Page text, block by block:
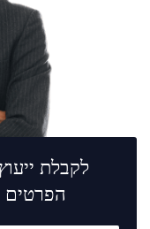
לקבלת
הפרטים